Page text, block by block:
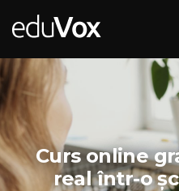
Curs online
real într-o